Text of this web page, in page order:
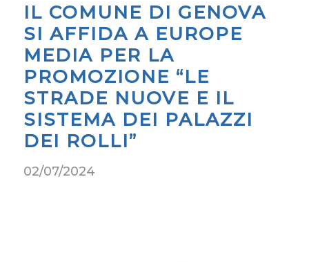
IL COMUNE DI GENOVA
SI AFFIDA A EUROPE
MEDIA PER LA
PROMOZIONE “LE
STRADE NUOVE E IL
SISTEMA DEI PALAZZI
DEI ROLLI”
02/07/2024